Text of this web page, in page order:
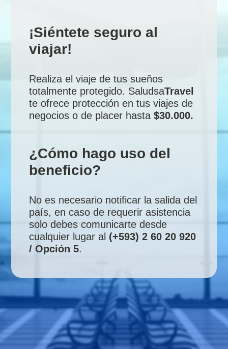
¡Siéntete seguro al
viajar!
Realiza el viaje de tus sueños
totalmente protegido. SaludsaTravel
te ofrece protección en tus viajes de
negocios o de placer hasta$30.000.
¿Cómo hago uso del
beneficio?
No es necesario notificar la salida del
país, en caso de requerir asistencia
solo debes comunicarte desde
cualquier lugar al (+593) 2 60 20 920
/ Opción 5.